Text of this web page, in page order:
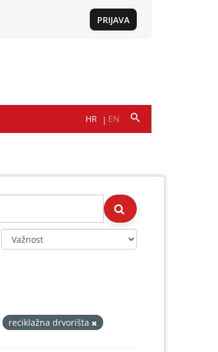
reciklažna drvorišta